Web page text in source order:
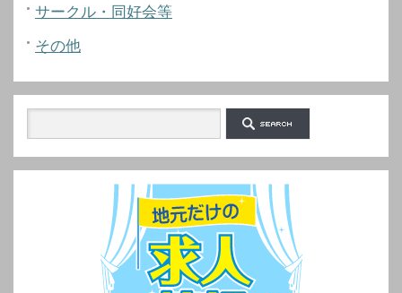
サークル・同好会等
その他